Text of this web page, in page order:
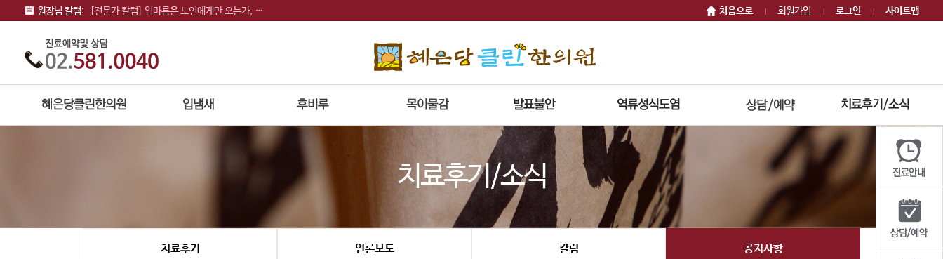
원장님 칼럼:
[전문가 칼럼] 입냄새도 유전이 되는가
[전문가 칼럼] 착한사람 증후군과 친구의 입냄…
처음으로 회원가입 로그인 사이트맵
치료후기/소식
치료후기 언론보도 칼럼 공지사항